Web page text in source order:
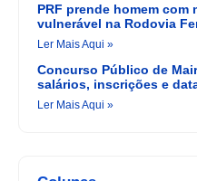
PRF prende homem
vulnerável na Rodovia
Ler Mais Aqui »
Concurso Público de
salários, inscrições e
Ler Mais Aqui »